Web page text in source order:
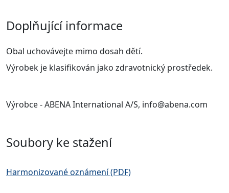
Doplňující informace
Obal uchovávejte mimo dosah dětí.
Výrobek je klasifikován jako zdravotnický prostředek.
Výrobce - ABENA International A/S, info@abena.com
Soubory ke stažení
Harmonizované oznámení (PDF)